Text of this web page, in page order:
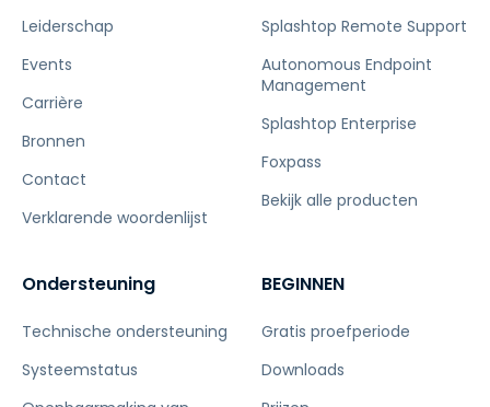
Leiderschap
Events
Carrière
Bronnen
Contact
Verklarende woordenlijst
Splashtop Remote Support
Autonomous Endpoint
Management
Splashtop Enterprise
Foxpass
Bekijk alle producten
Ondersteuning
Technische ondersteuning
Systeemstatus
BEGINNEN
Gratis proefperiode
Downloads